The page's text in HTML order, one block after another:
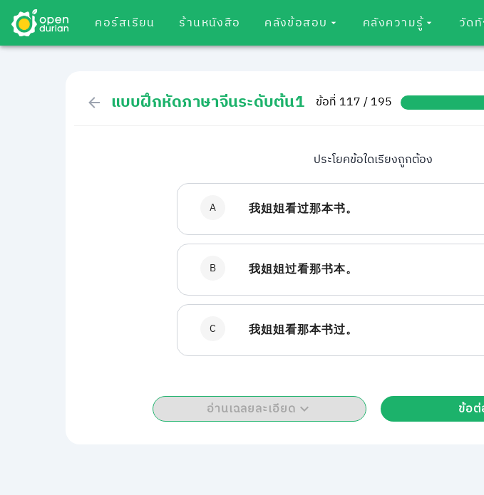
คอร์สเรียน ร้านหนังสือ คลังข้อสอบ คลังความรู้ วัด
แบบฝึกหัดภาษาจีนระดับต้น1 ข้อที่ 117 / 195
ประโยคข้อใดเรียงถูกต้อง
A 我姐姐看过那本书。
B 我姐姐过看那书本。
C 我姐姐看那本书过。
อ่านเฉลยละเอียด ข้อต่